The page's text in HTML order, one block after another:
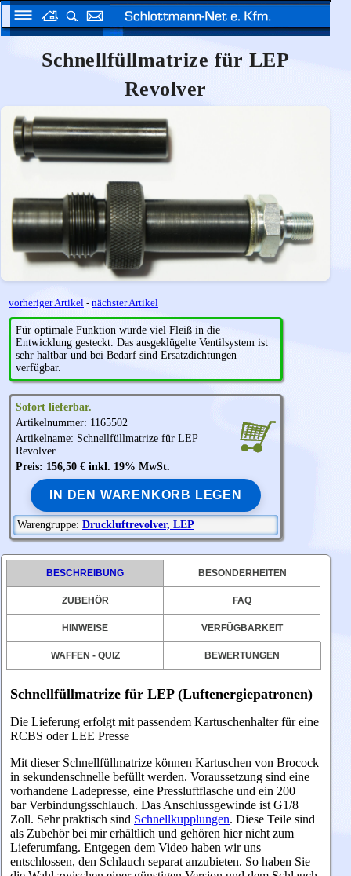
Schnellfüllmatrize für LEP
Revolver
vorheriger Artikel - nächster Artikel
Für optimale Funktion wurde viel Fleiß in die
Entwicklung gesteckt. Das ausgeklügelte Ventilsystem ist
sehr haltbar und bei Bedarf sind Ersatzdichtungen
verfügbar.
Sofort lieferbar.
Artikelnummer: 1165502
Artikelname: Schnellfüllmatrize für LEP
Revolver
Preis: 156,50 € inkl. 19% MwSt.
IN DEN WARENKORB LEGEN
Warengruppe: Druckluftrevolver, LEP
BESCHREIBUNG BESONDERHEITEN
ZUBEHÖR FAQ
HINWEISE VERFÜGBARKEIT
WAFFEN - QUIZ BEWERTUNGEN
Schnellfüllmatrize für LEP (Luftenergiepatronen)
Die Lieferung erfolgt mit passendem Kartuschenhalter für eine
RCBS oder LEE Presse
Mit dieser Schnellfüllmatrize können Kartuschen von Brocock
in sekundenschnelle befüllt werden. Voraussetzung sind eine
vorhandene Ladepresse, eine Pressluftflasche und ein 200
bar Verbindungsschlauch. Das Anschlussgewinde ist G1/8
Zoll. Sehr praktisch sind Schnellkupplungen. Diese Teile sind
als Zubehör bei mir erhältlich und gehören hier nicht zum
Lieferumfang. Entgegen dem Video haben wir uns
entschlossen, den Schlauch separat anzubieten. So haben Sie